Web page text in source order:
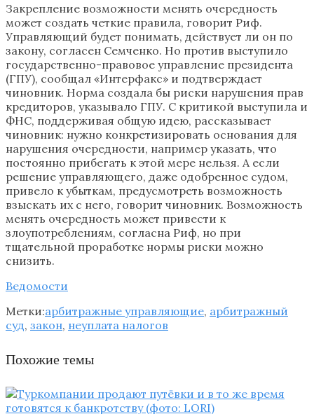
Закрепление возможности менять очередность
может создать четкие правила, говорит Риф.
Управляющий будет понимать, действует ли он по
закону, согласен Семченко. Но против выступило
государственно-правовое управление президента
(ГПУ), сообщал «Интерфакс» и подтверждает
чиновник. Норма создала бы риски нарушения прав
кредиторов, указывало ГПУ. С критикой выступила и
ФНС, поддерживая общую идею, рассказывает
чиновник: нужно конкретизировать основания для
нарушения очередности, например указать, что
постоянно прибегать к этой мере нельзя. А если
решение управляющего, даже одобренное судом,
привело к убыткам, предусмотреть возможность
взыскать их с него, говорит чиновник. Возможность
менять очередность может привести к
злоупотреблениям, согласна Риф, но при
тщательной проработке нормы риски можно
снизить.
Ведомости
Метки:арбитражные управляющие, арбитражный
суд, закон, неуплата налогов
Похожие темы